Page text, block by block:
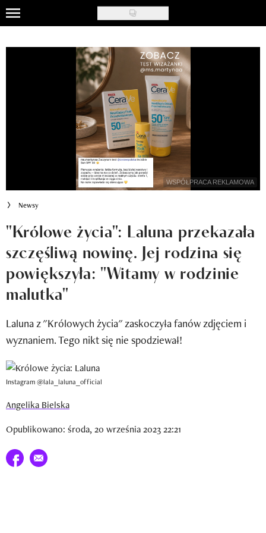
Skip
to
main
Newsy
Newsletter
Wizaz Summer Influ School
Mój profil / Zarejestruj się
WSPÓŁPRACA REKLAMOWA
Newsy
"Królowe życia": Laluna przekazała
szczęśliwą nowinę. Jej rodzina się
powiększyła: "Witamy w rodzinie
malutka"
Laluna z "Królowych życia" zaskoczyła fanów zdjęciem i
wyznaniem. Tego nikt się nie spodziewał!
Instagram @lala_laluna_official
Angelika Bielska
Opublikowano: środa, 20 września 2023 22:21
Udostępnij na facebook
E-mail do przyjaciela